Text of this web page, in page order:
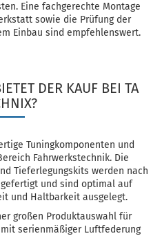
Eine fachgerechte Montage
sowie die Prüfung der
Einbau sind empfehlenswert.
DER KAUF BEI TA
Tuningkomponenten und
Fahrwerkstechnik. Die
Tieferlegungskits werden nach
und sind optimal auf
und Haltbarkeit ausgelegt.
großen Produktauswahl für
serienmäßiger Luftfederung